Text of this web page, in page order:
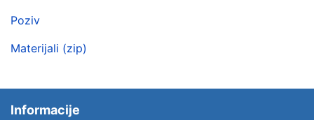
Poziv
Materijali (zip)
Informacije